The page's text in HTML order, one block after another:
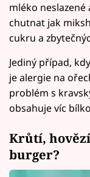
mléko
chutnat jak
cukru a
Jediný případ,
je alergie na
problém s
obsahuje víc
Krůtí,
burger?